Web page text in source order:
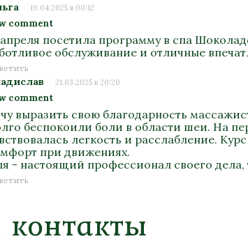
19.04.2025 в 00:12
comment
апреля посетила программу в спа
обслуживание и отличные
21.03.2025 в 20:20
comment
выразить свою благодарность
беспокоили боли в области шеи. На
легкость и расслабление.
при движениях.
- настоящий профессионал своего